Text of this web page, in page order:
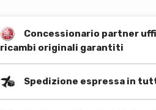
Concessionario partner
ricambi originali garantiti
Spedizione espressa in